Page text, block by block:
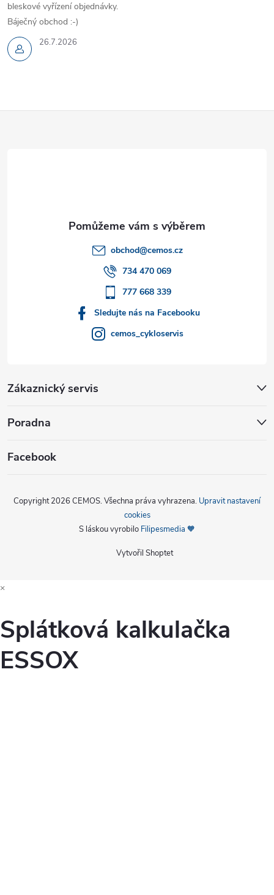
26.7.2026
bleskové vyřízení objednávky.
Báječný obchod :-)
obchod@cemos.cz
734 470 069
777 668 339
Sledujte nás na Facebooku
cemos_cykloservis
Zákaznický servis
Poradna
Facebook
Vytvořil Shoptet
Copyright 2026 CEMOS. Všechna práva vyhrazena. Upravit nastavení
cookies
S láskou vyrobilo Filipesmedia 🧡
×
Splátková kalkulačka
ESSOX